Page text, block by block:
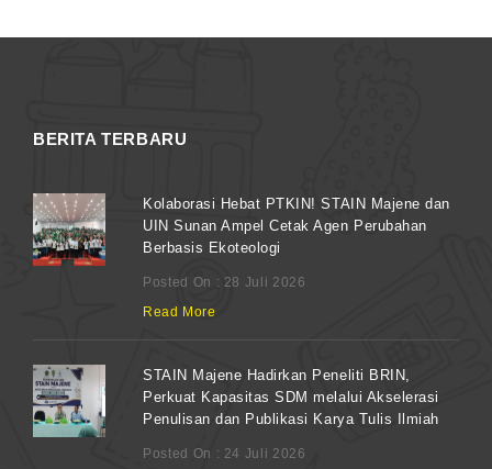
BERITA TERBARU
Kolaborasi Hebat PTKIN! STAIN Majene dan
UIN Sunan Ampel Cetak Agen Perubahan
Berbasis Ekoteologi
Posted On : 28 Juli 2026
Read More
STAIN Majene Hadirkan Peneliti BRIN,
Perkuat Kapasitas SDM melalui Akselerasi
Penulisan dan Publikasi Karya Tulis Ilmiah
Posted On : 24 Juli 2026